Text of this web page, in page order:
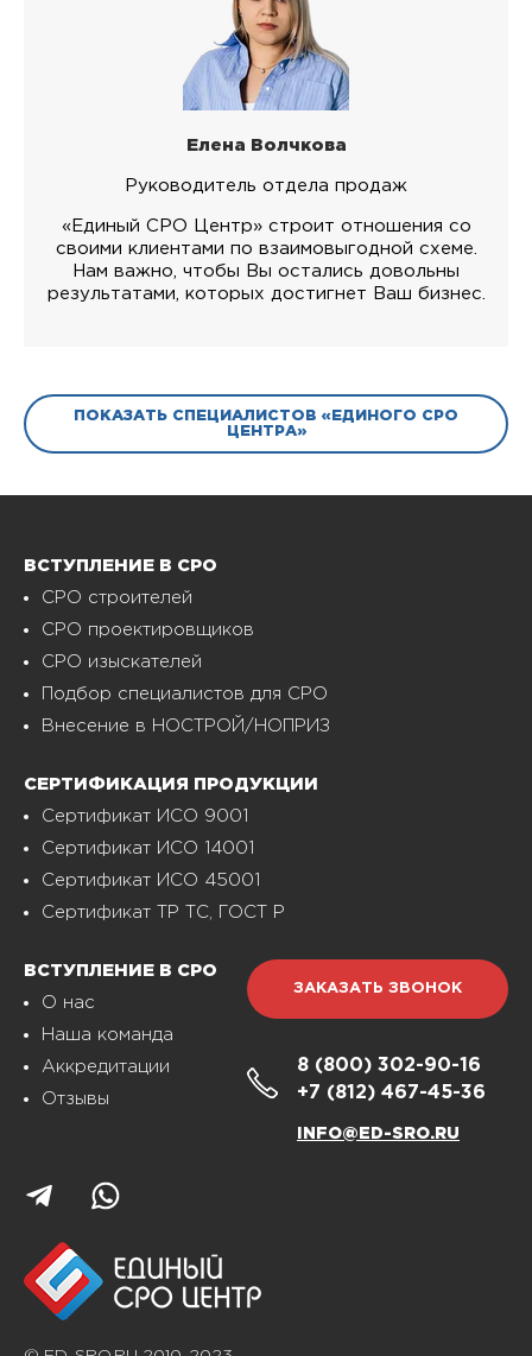
Елена Волчкова
Руководитель отдела продаж
«Единый СРО Центр» строит отношения со
своими клиентами по взаимовыгодной схеме.
Нам важно, чтобы Вы остались довольны
результатами, которых достигнет Ваш бизнес.
ПОКАЗАТЬ СПЕЦИАЛИСТОВ «ЕДИНОГО СРО
ЦЕНТРА»
ВСТУПЛЕНИЕ В СРО
СРО строителей
СРО проектировщиков
СРО изыскателей
Подбор специалистов для СРО
Внесение в НОСТРОЙ/НОПРИЗ
СЕРТИФИКАЦИЯ ПРОДУКЦИИ
Сертификат ИСО 9001
Сертификат ИСО 14001
Сертификат ИСО 45001
Сертификат ТР ТС, ГОСТ Р
ВСТУПЛЕНИЕ В СРО
О нас
Наша команда
Аккредитации
Отзывы
ЗАКАЗАТЬ ЗВОНОК
8 (800) 302-90-16
+7 (812) 467-45-36
INFO@ED-SRO.RU